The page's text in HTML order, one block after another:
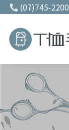
(07)745-2200